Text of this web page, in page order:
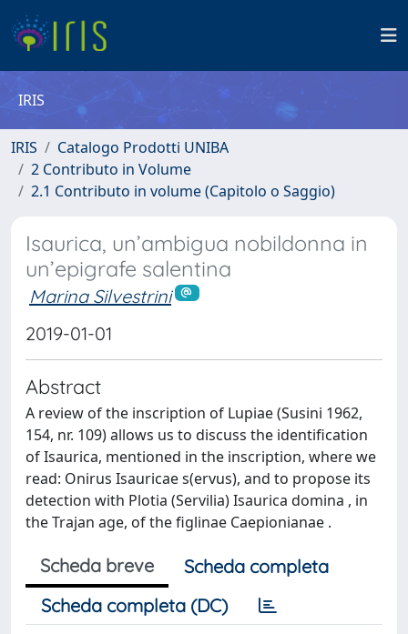
IRIS
IRIS
Catalogo Prodotti UNIBA
2 Contributo in Volume
2.1 Contributo in volume (Capitolo o Saggio)
Isaurica, un’ambigua nobildonna in
un’epigrafe salentina
Marina Silvestrini
2019-01-01
Abstract
A review of the inscription of Lupiae (Susini 1962,
154, nr. 109) allows us to discuss the identification
of Isaurica, mentioned in the inscription, where we
read: Onirus Isauricae s(ervus), and to propose its
detection with Plotia (Servilia) Isaurica domina , in
the Trajan age, of the figlinae Caepionianae .
Scheda breve
Scheda completa
Scheda completa (DC)